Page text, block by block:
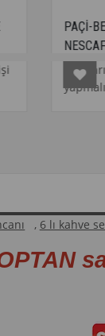
PAÇİ-BERGÜZAR
NESCAFE FİNCANI
Fiyatları
yapmalısınız.
, 6 lı kahve